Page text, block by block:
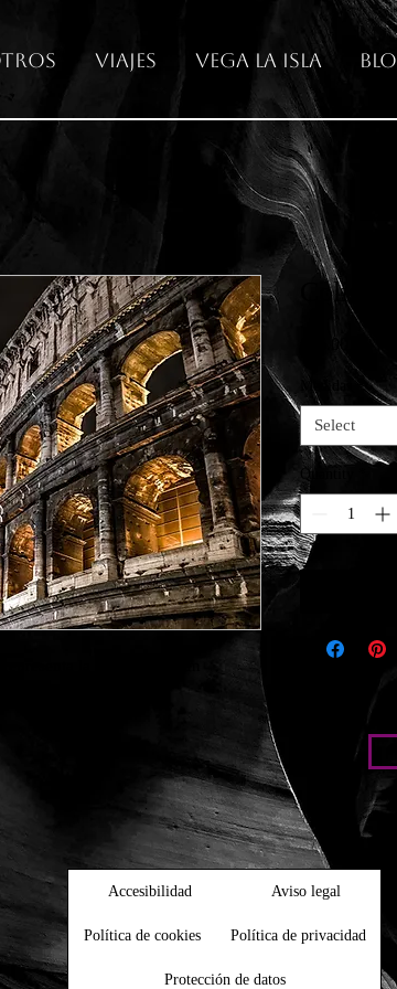
Viajes Vega La Isla
la grandeza de un
€65.00
Medidas *
Select
Quantity
Accesibilidad Aviso legal
Política de cookies Política de privacidad
Protección de datos